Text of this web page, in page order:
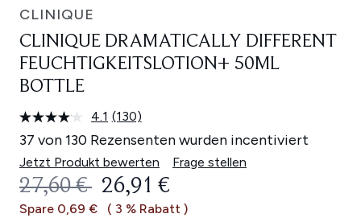
CLINIQUE
CLINIQUE DRAMATICALLY DIFFERENT
FEUCHTIGKEITSLOTION+ 50ML
BOTTLE
4.1 130
Bewertungen
lesen.
Link
auf
derselben
Seite.
(130)
37 von 130 Rezensenten wurden incentiviert
Jetzt Produkt bewerten Frage stellen
UNVERBINDLICHE
27,60 € AKTUELLER PREIS:
26,91 €
Spare 0,69 € ( 3 % Rabatt )